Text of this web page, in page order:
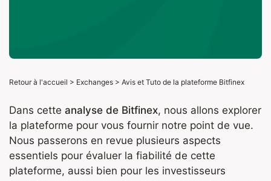
Retour à l'accueil > Exchanges > Avis et Tuto de la plateforme Bitfinex
Dans cette analyse de Bitfinex, nous allons explorer
la plateforme pour vous fournir notre point de vue.
Nous passerons en revue plusieurs aspects
essentiels pour évaluer la fiabilité de cette
plateforme, aussi bien pour les investisseurs